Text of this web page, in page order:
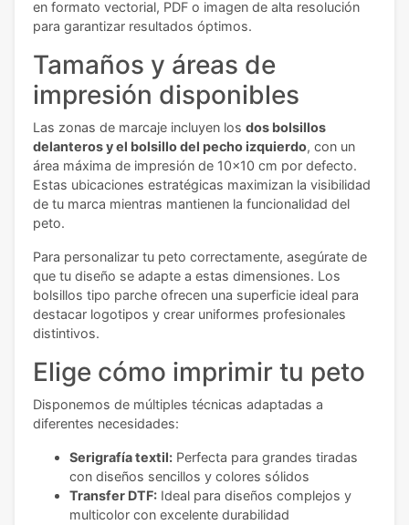
en formato vectorial, PDF o imagen de alta resolución
para garantizar resultados óptimos.
Tamaños y áreas de
impresión disponibles
Las zonas de marcaje incluyen los dos bolsillos
delanteros y el bolsillo del pecho izquierdo, con un
área máxima de impresión de 10x10 cm por defecto.
Estas ubicaciones estratégicas maximizan la visibilidad
de tu marca mientras mantienen la funcionalidad del
peto.
Para personalizar tu peto correctamente, asegúrate de
que tu diseño se adapte a estas dimensiones. Los
bolsillos tipo parche ofrecen una superficie ideal para
destacar logotipos y crear uniformes profesionales
distintivos.
Elige cómo imprimir tu peto
Disponemos de múltiples técnicas adaptadas a
diferentes necesidades:
Serigrafía textil: Perfecta para grandes tiradas
con diseños sencillos y colores sólidos
Transfer DTF: Ideal para diseños complejos y
multicolor con excelente durabilidad